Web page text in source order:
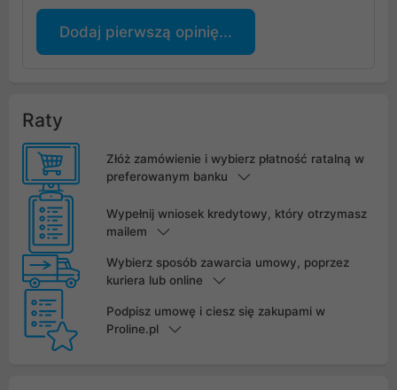
Dodaj pierwszą opinię...
Raty
Złóż zamówienie i wybierz płatność ratalną w
preferowanym banku
Wypełnij wniosek kredytowy, który otrzymasz
mailem
Wybierz sposób zawarcia umowy, poprzez
kuriera lub online
Podpisz umowę i ciesz się zakupami w
Proline.pl